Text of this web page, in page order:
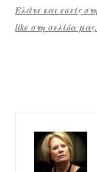
Ελάτε και εσείς
like στη σελίδα μας.